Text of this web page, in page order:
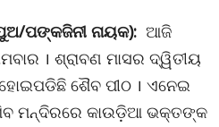
ପଙ୍କଜିନୀ ନାୟକ): ଆଜି
। ଶ୍ରାବଣ ମାସର ଦ୍ୱିତୀୟ
ଶୈବ ପୀଠ । ଏନେଇ
ମନ୍ଦିରରେ କାଉଡ଼ିଆ ଭକ୍ତଙ୍କ